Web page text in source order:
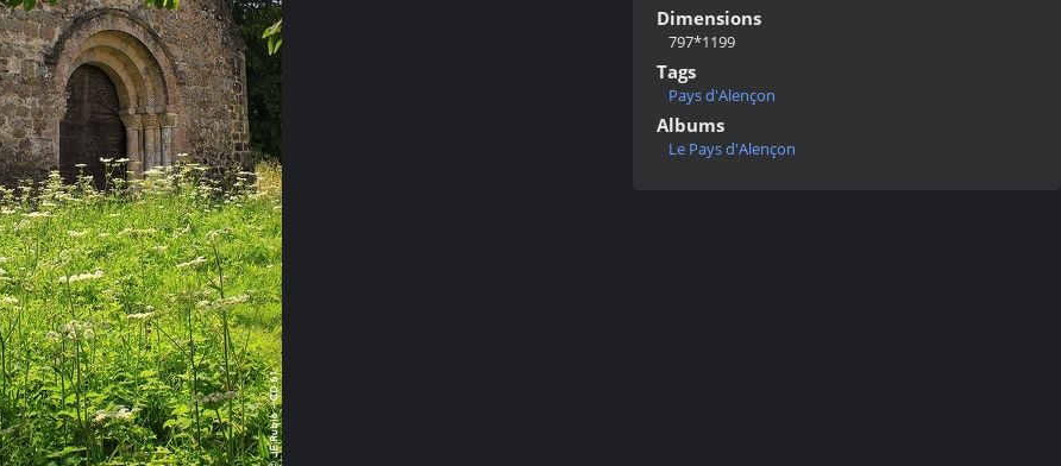
Dimensions
797*1199
Tags
Pays d'Alençon
Albums
Le Pays d'Alençon